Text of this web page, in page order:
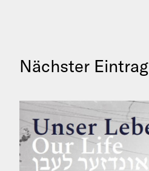
Nächster Eintrag